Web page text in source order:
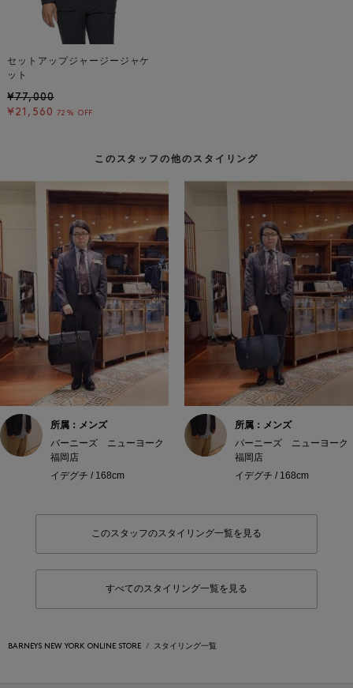
セットアップジャージージャケ
ット
¥77,000
¥21,560 72% OFF
このスタッフの他のスタイリング
所属：メンズ
バーニーズ ニューヨーク
福岡店
イデグチ / 168cm
所属：メンズ
バーニーズ ニューヨーク
福岡店
イデグチ / 168cm
このスタッフのスタイリング一覧を見る
すべてのスタイリング一覧を見る
BARNEYS NEW YORK ONLINE STORE スタイリング一覧